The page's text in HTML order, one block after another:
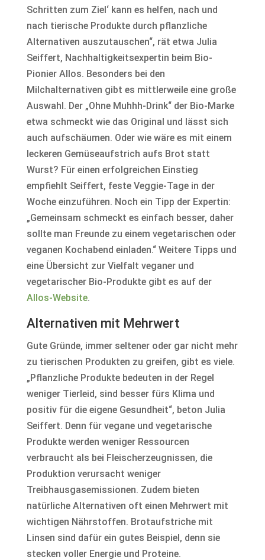
Schritten zum Ziel‘ kann es helfen, nach und
nach tierische Produkte durch pflanzliche
Alternativen auszutauschen“, rät etwa Julia
Seiffert, Nachhaltigkeitsexpertin beim Bio-
Pionier Allos. Besonders bei den
Milchalternativen gibt es mittlerweile eine große
Auswahl. Der „Ohne Muhhh-Drink“ der Bio-Marke
etwa schmeckt wie das Original und lässt sich
auch aufschäumen. Oder wie wäre es mit einem
leckeren Gemüseaufstrich aufs Brot statt
Wurst? Für einen erfolgreichen Einstieg
empfiehlt Seiffert, feste Veggie-Tage in der
Woche einzuführen. Noch ein Tipp der Expertin:
„Gemeinsam schmeckt es einfach besser, daher
sollte man Freunde zu einem vegetarischen oder
veganen Kochabend einladen.“ Weitere Tipps und
eine Übersicht zur Vielfalt veganer und
vegetarischer Bio-Produkte gibt es auf der
Allos-Website.
Alternativen mit Mehrwert
Gute Gründe, immer seltener oder gar nicht mehr
zu tierischen Produkten zu greifen, gibt es viele.
„Pflanzliche Produkte bedeuten in der Regel
weniger Tierleid, sind besser fürs Klima und
positiv für die eigene Gesundheit“, beton Julia
Seiffert. Denn für vegane und vegetarische
Produkte werden weniger Ressourcen
verbraucht als bei Fleischerzeugnissen, die
Produktion verursacht weniger
Treibhausgasemissionen. Zudem bieten
natürliche Alternativen oft einen Mehrwert mit
wichtigen Nährstoffen. Brotaufstriche mit
Linsen sind dafür ein gutes Beispiel, denn sie
stecken voller Energie und Proteine.